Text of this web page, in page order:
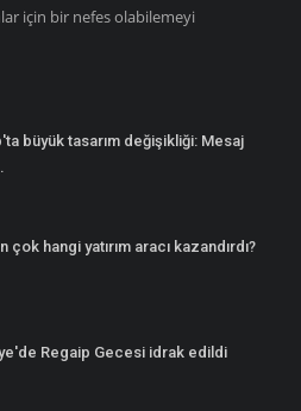
için bir nefes olabilemeyi
büyük tasarım değişikliği: Mesaj
çok hangi yatırım aracı kazandırdı?
Regaip Gecesi idrak edildi